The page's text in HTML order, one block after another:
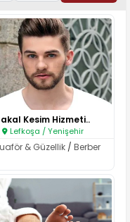
Kesim Hizmeti..
Lefkoşa / Yenişehir
& Güzellik /Berber